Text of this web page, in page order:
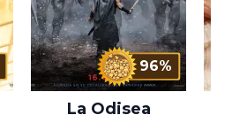
96%
La Odisea